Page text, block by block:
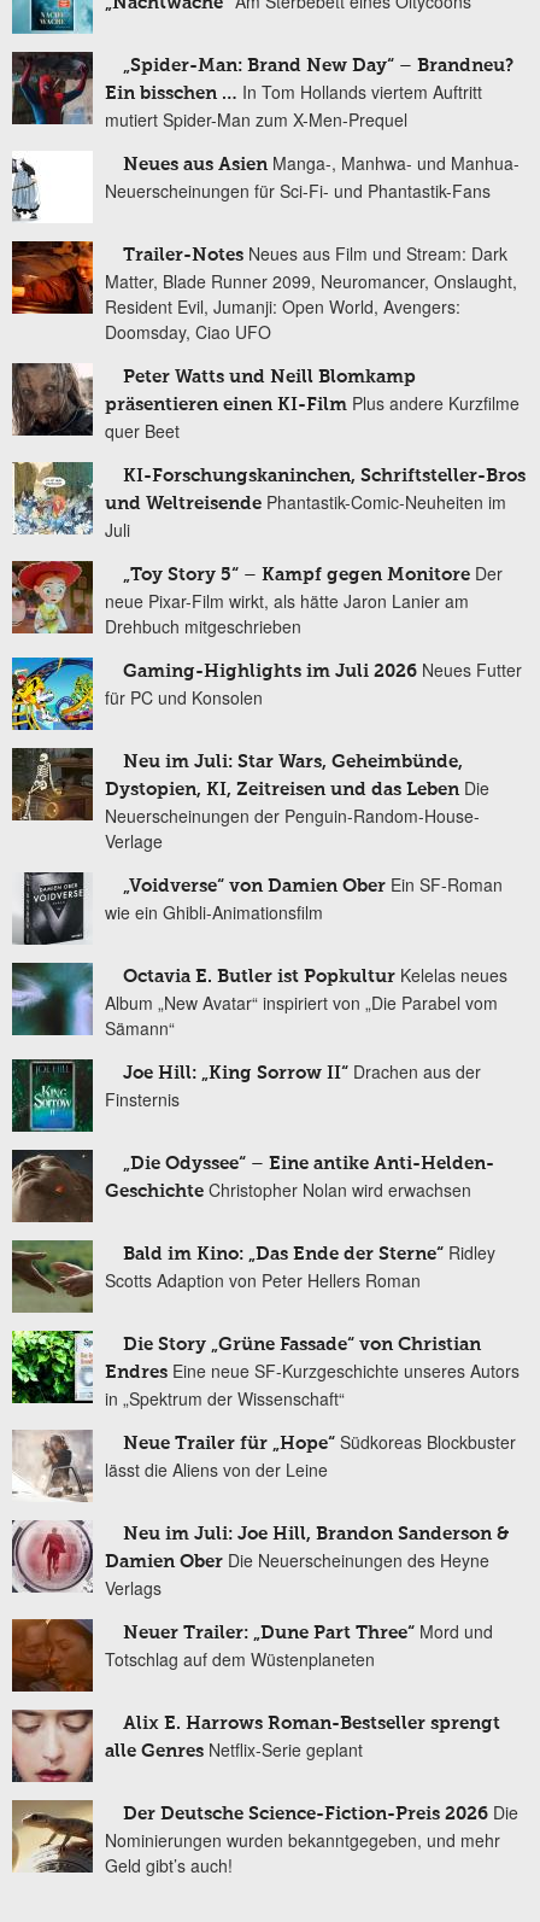
„Spider-Man: Brand New Day“ – Brandneu?
Ein bisschen … In Tom Hollands viertem Auftritt
mutiert Spider-Man zum X-Men-Prequel
Neues aus Asien Manga-, Manhwa- und Manhua-
Neuerscheinungen für Sci-Fi- und Phantastik-Fans
Trailer-Notes Neues aus Film und Stream: Dark
Matter, Blade Runner 2099, Neuromancer, Onslaught,
Resident Evil, Jumanji: Open World, Avengers:
Doomsday, Ciao UFO
Peter Watts und Neill Blomkamp
präsentieren einen KI-Film Plus andere Kurzfilme
quer Beet
KI-Forschungskaninchen, Schriftsteller-Bros
und Weltreisende Phantastik-Comic-Neuheiten im
Juli
„Toy Story 5“ – Kampf gegen Monitore Der
neue Pixar-Film wirkt, als hätte Jaron Lanier am
Drehbuch mitgeschrieben
Gaming-Highlights im Juli 2026 Neues Futter
für PC und Konsolen
Neu im Juli: Star Wars, Geheimbünde,
Dystopien, KI, Zeitreisen und das Leben Die
Neuerscheinungen der Penguin-Random-House-
Verlage
„Voidverse“ von Damien Ober Ein SF-Roman
wie ein Ghibli-Animationsfilm
Octavia E. Butler ist Popkultur Kelelas neues
Album „New Avatar“ inspiriert von „Die Parabel vom
Sämann“
Joe Hill: „King Sorrow II“ Drachen aus der
Finsternis
„Die Odyssee“ – Eine antike Anti-Helden-
Geschichte Christopher Nolan wird erwachsen
Bald im Kino: „Das Ende der Sterne“ Ridley
Scotts Adaption von Peter Hellers Roman
Die Story „Grüne Fassade“ von Christian
Endres Eine neue SF-Kurzgeschichte unseres Autors
in „Spektrum der Wissenschaft“
Neue Trailer für „Hope“ Südkoreas Blockbuster
lässt die Aliens von der Leine
Neu im Juli: Joe Hill, Brandon Sanderson &
Damien Ober Die Neuerscheinungen des Heyne
Verlags
Neuer Trailer: „Dune Part Three“ Mord und
Totschlag auf dem Wüstenplaneten
Alix E. Harrows Roman-Bestseller sprengt
alle Genres Netflix-Serie geplant
Der Deutsche Science-Fiction-Preis 2026 Die
Nominierungen wurden bekanntgegeben, und mehr
Geld gibt’s auch!